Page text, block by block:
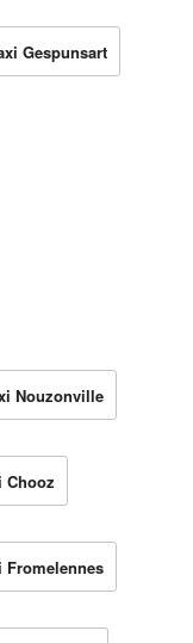
Gespunsart
Nouzonville
Chooz
Fromelennes